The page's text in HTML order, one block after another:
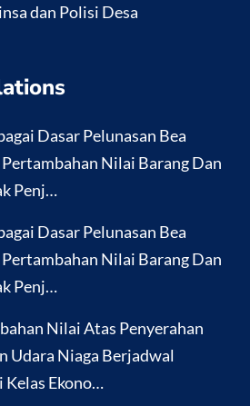
dan Polisi Desa
Dasar Pelunasan Bea
Nilai Barang Dan
Penj…
Dasar Pelunasan Bea
Nilai Barang Dan
Penj…
Nilai Atas Penyerahan
Udara Niaga Berjadwal
Kelas Ekono…